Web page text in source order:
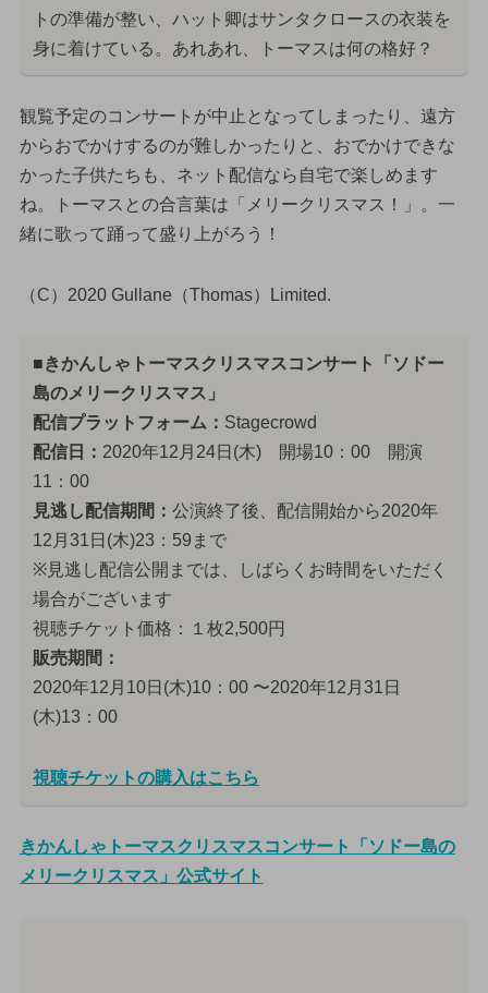
トの準備が整い、ハット卿はサンタクロースの衣装を
身に着けている。あれあれ、トーマスは何の格好？
観覧予定のコンサートが中止となってしまったり、遠方
からおでかけするのが難しかったりと、おでかけできな
かった子供たちも、ネット配信なら自宅で楽しめます
ね。トーマスとの合言葉は「メリークリスマス！」。一
緒に歌って踊って盛り上がろう！
（C）2020 Gullane（Thomas）Limited.
■きかんしゃトーマスクリスマスコンサート「ソドー
島のメリークリスマス」
配信プラットフォーム： Stagecrowd
配信日： 2020年12月24日(木) 開場10：00 開演
11：00
見逃し配信期間： 公演終了後、配信開始から2020年
12月31日(木)23：59まで
※見逃し配信公開までは、しばらくお時間をいただく
場合がございます
視聴チケット価格：１枚2,500円
販売期間：
2020年12月10日(木)10：00 〜2020年12月31日
(木)13：00
視聴チケットの購入はこちら
きかんしゃトーマスクリスマスコンサート「ソドー島の
メリークリスマス」公式サイト